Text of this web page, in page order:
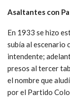
Asaltantes con
En 1933 se hizo
subía al escenario
intendente;
presos al tercer
el nombre que
por el Partido